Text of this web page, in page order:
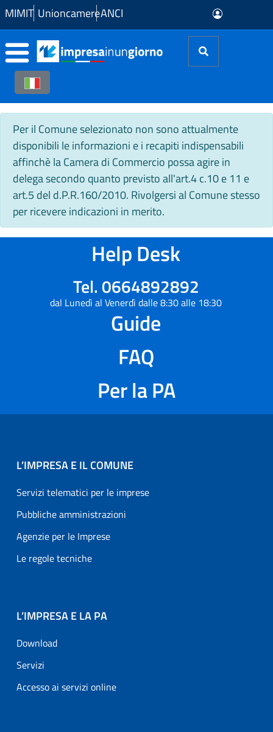
Skip to Main Content
MIMIT UnioncamereANCI
Per il Comune selezionato non sono attualmente
disponibili le informazioni e i recapiti indispensabili
affinchè la Camera di Commercio possa agire in
delega secondo quanto previsto all'art.4 c.10 e 11 e
art.5 del d.P.R.160/2010. Rivolgersi al Comune stesso
per ricevere indicazioni in merito.
Help Desk
Tel. 0664892892
dal Lunedì al Venerdì dalle 8:30 alle 18:30
Guide
FAQ
Per la PA
L’IMPRESA E IL COMUNE
Servizi telematici per le imprese
Pubbliche amministrazioni
Agenzie per le Imprese
Le regole tecniche
L’IMPRESA E LA PA
Download
Servizi
Accesso ai servizi online